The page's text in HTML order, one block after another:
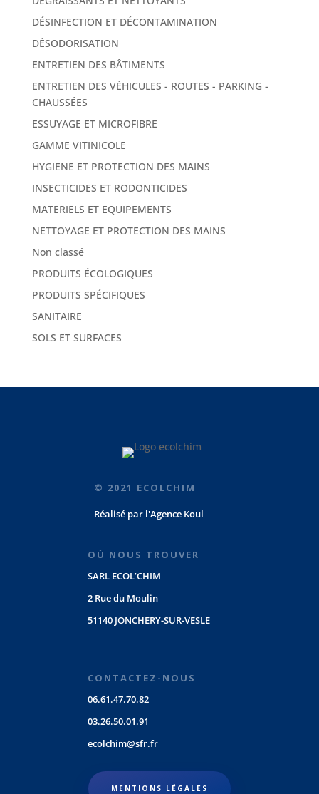
DÉSINFECTION ET DÉCONTAMINATION
DÉSODORISATION
ENTRETIEN DES BÂTIMENTS
ENTRETIEN DES VÉHICULES - ROUTES - PARKING -
CHAUSSÉES
ESSUYAGE ET MICROFIBRE
GAMME VITINICOLE
HYGIENE ET PROTECTION DES MAINS
INSECTICIDES ET RODONTICIDES
MATERIELS ET EQUIPEMENTS
NETTOYAGE ET PROTECTION DES MAINS
Non classé
PRODUITS ÉCOLOGIQUES
PRODUITS SPÉCIFIQUES
SANITAIRE
SOLS ET SURFACES
© 2021 ECOLCHIM
Réalisé par l'Agence Koul
OÙ NOUS TROUVER
SARL ECOL’CHIM
2 Rue du Moulin
51140 JONCHERY-SUR-VESLE
CONTACTEZ-NOUS
06.61.47.70.82
03.26.50.01.91
ecolchim@sfr.fr
MENTIONS LÉGALES